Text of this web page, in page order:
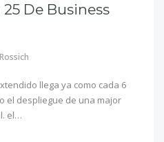
De Business
llega ya como cada 6
el despliegue de una major
el…